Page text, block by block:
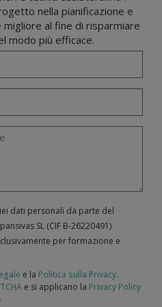
nella pianificazione e
migliore al fine di risparmiare
modo più efficace.
dati personali da parte del
SL (CIF B-­26220491)
per formazione e
e la Politica sulla Privacy.
e si applicano la Privacy Policy
.